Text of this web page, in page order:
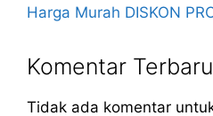
Harga Murah DISKON
Komentar Terbaru
Tidak ada komentar